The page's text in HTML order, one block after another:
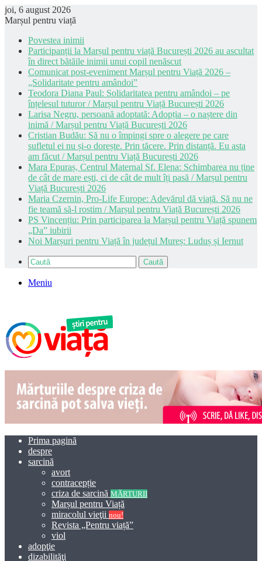
joi, 6 august 2026
Marșul pentru viață
Povestea inimii
Participanții la Marșul pentru viață București 2026 au ascultat
în direct bătăile inimii unui copil nenăscut
Comunicat post-eveniment Marșul pentru Viață 2026 –
„Solidaritate pentru amândoi”
Teodora Diana Paul: Solidaritatea pentru amândoi – pe
înțelesul tuturor / Marșul pentru Viață București 2026
Larisa Negru, persoană adoptată: Adopția – o naștere din
inimă / Marșul pentru Viață București 2026
Cristian Budău: Să nu o împingi spre o alegere pe care
sufletul ei nu și-o dorește. Prin tăcere. Prin distanță. Eu asta
am făcut / Marșul pentru Viață București 2026
Mara Epuraș, Centrul Maternal Sf. Elena: Schimbarea nu ține
de cât de mare ești, ci de cât de mult îți pasă / Marșul pentru
Viață București 2026
Maria Czernin, Pro-Life Europe: Adevărul dă viață. Să nu ne
fie teamă să-l rostim / Marșul pentru Viață București 2026
PS Vincențiu: Prin participarea la Marșul pentru Viață spunem
„Da” iubirii
Noi Marșuri pentru Viață în județul Mureș: Luduș și Iernut
Caută
Meniu
Prima pagină
despre
sarcină
avort
contracepție
criza de sarcină MĂRTURII
Marșul pentru Viață
miracolul vieţii nou!
Revista „Pentru viață”
viol
adopţie
dizabilităţi